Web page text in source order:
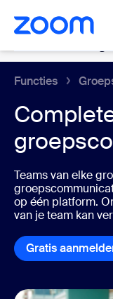
hoofdinhoud gaan
naar hulp via chat
Functies
Teams van elke
op één platform.
van je team kan
Gratis